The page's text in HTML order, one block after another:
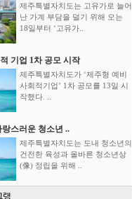
제주특별자치도는 고유가로 늘어
난 가계 부담을 덜기 위해 오는
18일부터 ‘고유가..
기업 1차 공모 시작
제주특별자치도가 ‘제주형 예비
사회적기업’ 1차 공모를 13일 시
작했다. ..
스러운 청소년 ..
제주특별자치도는 도내 청소년의
건전한 육성과 올바른 청소년상
(像) 정립을 위해 ..
램